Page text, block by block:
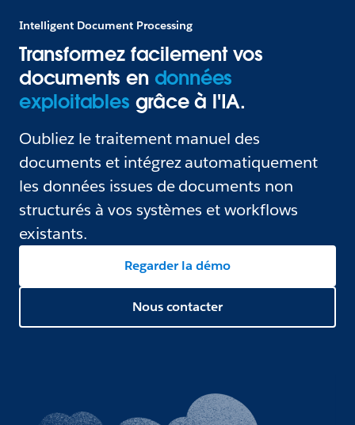
Intelligent Document Processing
Transformez facilement vos
documents en données
exploitables grâce à l'IA.
Oubliez le traitement manuel des
documents et intégrez automatiquement
les données issues de documents non
structurés à vos systèmes et workflows
existants.
Regarder la démo
Nous contacter